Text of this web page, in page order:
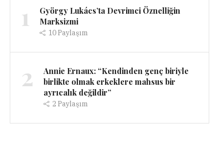
1
György Lukács’ta Devrimci Öznelliğin
Marksizmi
10Paylaşım
2
Annie Ernaux: “Kendinden genç biriyle
birlikte olmak erkeklere mahsus bir
ayrıcalık değildir”
2 Paylaşım